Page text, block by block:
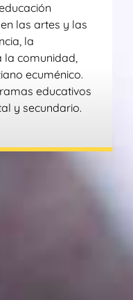
las artes y las
la
la comunidad,
ecuménico.
educativos
y secundario.